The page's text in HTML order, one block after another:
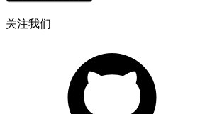
关注我们